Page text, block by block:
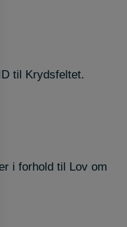
til Krydsfeltet.
i forhold til Lov om